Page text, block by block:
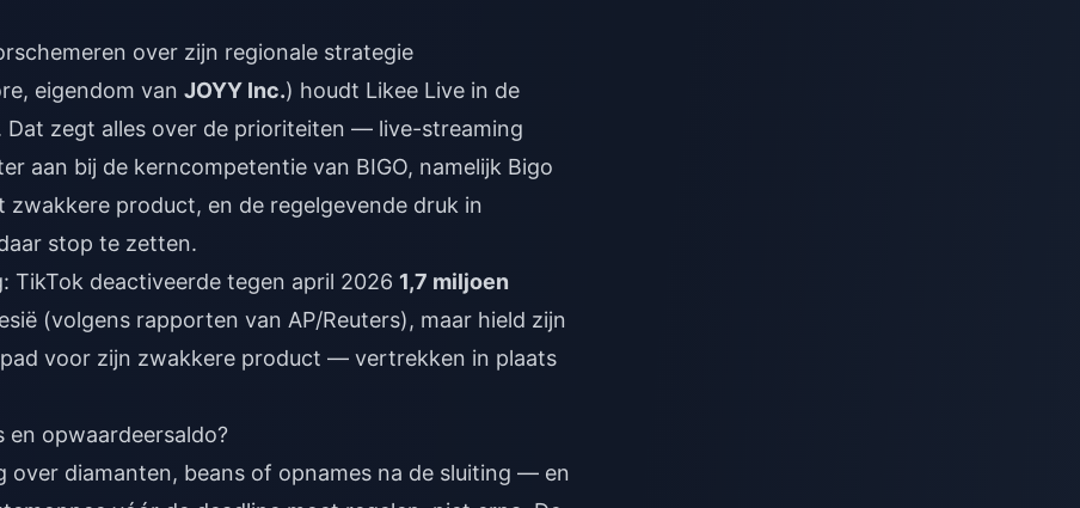
over zijn regionale strategie
eigendom van JOYY Inc.) houdt Likee Live in de
zegt alles over de prioriteiten — live-streaming
aan bij de kerncompetentie van BIGO, namelijk Bigo
product, en de regelgevende druk in
stop te zetten.
TikTok deactiveerde tegen april 2026 1,7 miljoen
(volgens rapporten van AP/Reuters), maar hield zijn
voor zijn zwakkere product — vertrekken in plaats
en opwaardeersaldo?
over diamanten, beans of opnames na de sluiting — en